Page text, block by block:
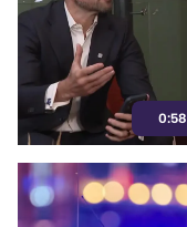
0:58